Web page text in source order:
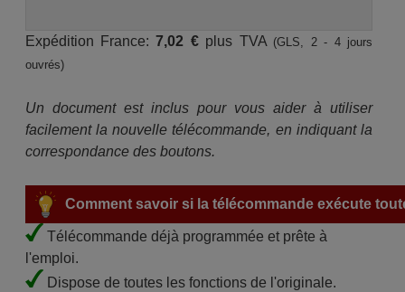
Expédition France:7,02 €plus TVA (GLS, 2 - 4 jours
ouvrés)
Un document est inclus pour vous aider à utiliser
facilement la nouvelle télécommande, en indiquant la
correspondance des boutons.
Comment savoir si la télécommande exécute
Télécommande déjà programmée et prête à
l'emploi.
Dispose de toutes les fonctions de l'originale.